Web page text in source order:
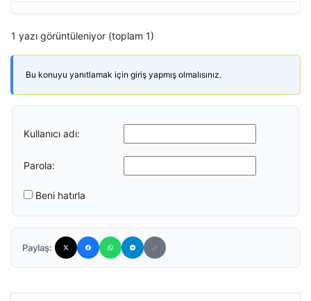
1 yazı görüntüleniyor (toplam 1)
Bu konuyu yanıtlamak için giriş yapmış olmalısınız.
Kullanıcı adı:
Parola:
Beni hatırla
Paylaş: